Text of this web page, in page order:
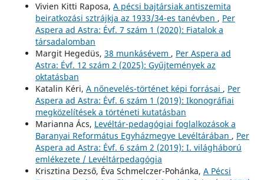
Vivien Kitti Raposa, A pécsi bajtársiak antiszemita
beiratkozási sztrájkja az 1933/34-es tanévben , Per
Aspera ad Astra: Évf. 7 szám 1 (2020): Fiatalok a
társadalomban
Margit Hegedüs, 38 munkásévem , Per Aspera ad
Astra: Évf. 12 szám 2 (2025): Gyűjtemények az
oktatásban
Katalin Kéri, A nőnevelés-történet képi forrásai , Per
Aspera ad Astra: Évf. 6 szám 1 (2019): Ikonográfiai
megközelítések a történeti kutatásban
Marianna Ács, Levéltár-pedagógiai foglalkozások a
Baranyai Református Egyházmegye Levéltárában , Per
Aspera ad Astra: Évf. 6 szám 2 (2019): I. világháború
emlékezete / Levéltárpedagógia
Krisztina Dezső, Éva Schmelczer-Pohánka, A Pécsi